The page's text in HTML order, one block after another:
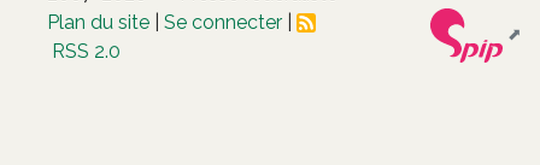
Plan du site
Se connecter
RSS 2.0